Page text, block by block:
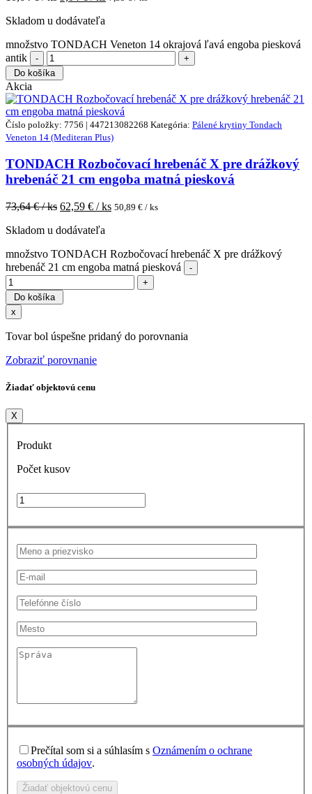
Skladom u dodávateľa
množstvo TONDACH Veneton 14 okrajová ľavá engoba piesková
antik
Do košíka
Akcia
Číslo položky: 7756 | 447213082268 Kategória: Pálené krytiny Tondach
Veneton 14 (Mediteran Plus)
TONDACH Rozbočovací hrebenáč X pre drážkový
hrebenáč 21 cm engoba matná piesková
73,64€ / ks 62,59 € / ks 50,89 € / ks
Skladom u dodávateľa
množstvo TONDACH Rozbočovací hrebenáč X pre drážkový
hrebenáč 21 cm engoba matná piesková
Do košíka
x
Tovar bol úspešne pridaný do porovnania
Zobraziť porovnanie
Žiadať objektovú cenu
X
Produkt
Počet kusov
Prečítal som si a súhlasím s Oznámením o ochrane
osobných údajov.
Žiadať objektovú cenu